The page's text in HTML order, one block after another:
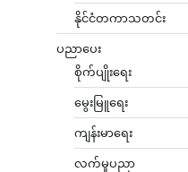
နိုင်ငံတကာသတင်း
ပညာပေး
စိုက်ပျိုးရေး
မွေးမြူရေး
ကျန်းမာရေး
လက်မှုပညာ